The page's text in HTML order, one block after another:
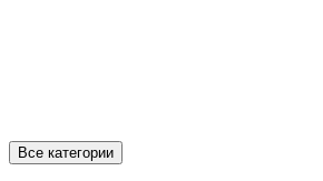
Все категории